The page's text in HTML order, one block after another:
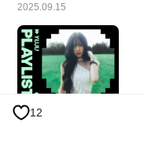
12
2025.09.15